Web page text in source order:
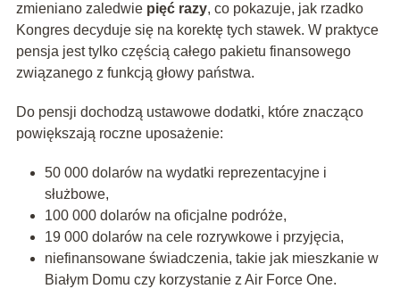
zmieniano zaledwie pięć razy, co pokazuje, jak rzadko
Kongres decyduje się na korektę tych stawek. W praktyce
pensja jest tylko częścią całego pakietu finansowego
związanego z funkcją głowy państwa.
Do pensji dochodzą ustawowe dodatki, które znacząco
powiększają roczne uposażenie:
50 000 dolarów na wydatki reprezentacyjne i
służbowe,
100 000 dolarów na oficjalne podróże,
19 000 dolarów na cele rozrywkowe i przyjęcia,
niefinansowane świadczenia, takie jak mieszkanie w
Białym Domu czy korzystanie z Air Force One.